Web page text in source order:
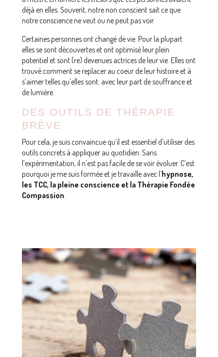
déjà en elles. Souvent, notre non conscient sait ce que
notre conscience ne veut ou ne peut pas voir.
Certaines personnes ont changé de vie. Pour la plupart
elles se sont découvertes et ont optimisé leur plein
potentiel et sont (re) devenues actrices de leur vie. Elles ont
trouvé comment se replacer au coeur de leur histoire et à
s’aimer telles qu’elles sont: avec leur part de souffrance et
de lumière.
DES OUTILS DE THÉRAPIE
BRÈVE
Pour cela, je suis convaincue qu’il est essentiel d’utiliser des
outils concrets à appliquer au quotidien. Sans
l’expérimentation, il n’est pas facile de se voir évoluer. C’est
pourquoi je me suis formée et je travaille avec l’hypnose,
les TCC, la pleine conscience et la Thérapie Fondée
Compassion